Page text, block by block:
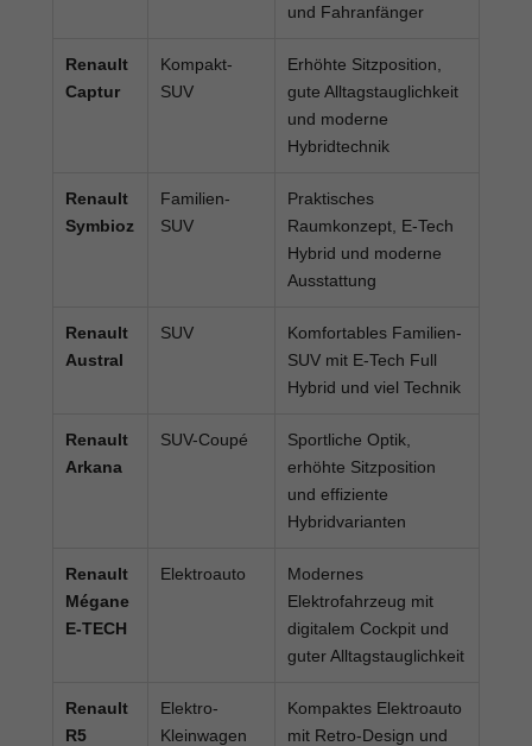
und Fahranfänger
Renault
Captur
Kompakt-
SUV
Erhöhte Sitzposition,
gute Alltagstauglichkeit
und moderne
Hybridtechnik
Renault
Symbioz
Familien-
SUV
Praktisches
Raumkonzept, E-Tech
Hybrid und moderne
Ausstattung
Renault
Austral
SUV
Komfortables Familien-
SUV mit E-Tech Full
Hybrid und viel Technik
Renault
Arkana
SUV-Coupé
Sportliche Optik,
erhöhte Sitzposition
und effiziente
Hybridvarianten
Renault
Mégane
E-TECH
Elektroauto
Modernes
Elektrofahrzeug mit
digitalem Cockpit und
guter Alltagstauglichkeit
Renault
R5
Elektro-
Kleinwagen
Kompaktes Elektroauto
mit Retro-Design und